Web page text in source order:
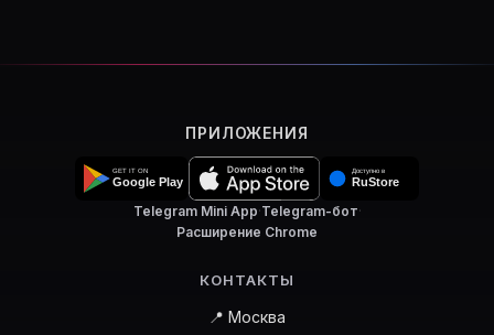
ПРИЛОЖЕНИЯ
Telegram Mini App·Telegram-бот·
Расширение Chrome
КОНТАКТЫ
📍 Москва